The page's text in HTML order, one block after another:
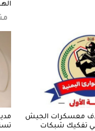
معسكرات الجيش
تفكيك شبكات